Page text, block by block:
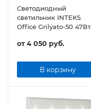
Светодиодный
светильник INTEKS
Office Grilyato-50 47Вт
от4 050 руб.
В корзину